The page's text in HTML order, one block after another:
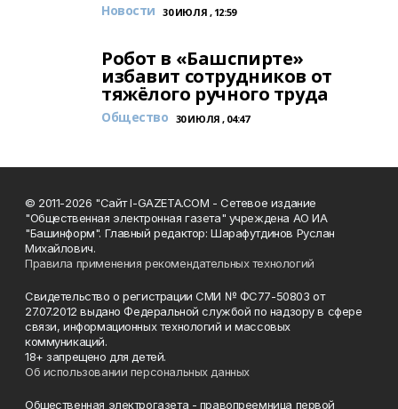
Новости 30 ИЮЛЯ , 12:59
Робот в «Башспирте»
избавит сотрудников от
тяжёлого ручного труда
Общество 30 ИЮЛЯ , 04:47
© 2011-2026 "Сайт I-GAZETA.COM - Сетевое издание
"Общественная электронная газета" учреждена АО ИА
"Башинформ". Главный редактор: Шарафутдинов Руслан
Михайлович.
Правила применения рекомендательных технологий
Свидетельство о регистрации СМИ № ФС77-50803 от
27.07.2012 выдано Федеральной службой по надзору в сфере
связи, информационных технологий и массовых
коммуникаций.
18+ запрещено для детей.
Об использовании персональных данных
Общественная электрогазета - правопреемница первой